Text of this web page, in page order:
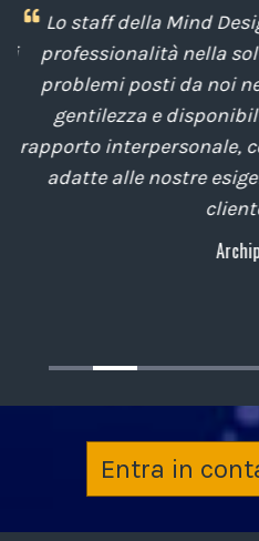
Lo staff della Mind
professionalità nella
problemi posti da noi
gentilezza e
rapporto interpersonale,
adatte alle nostre
Entra in